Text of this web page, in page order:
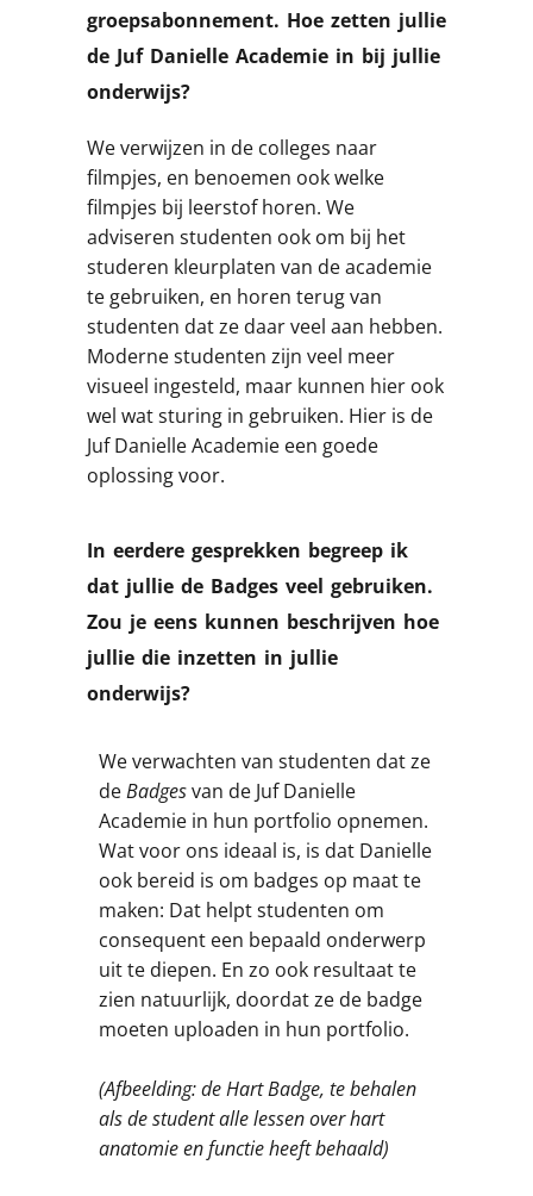
groepsabonnement. Hoe zetten jullie
de Juf Danielle Academie in bij jullie
onderwijs?
We verwijzen in de colleges naar
filmpjes, en benoemen ook welke
filmpjes bij leerstof horen. We
adviseren studenten ook om bij het
studeren kleurplaten van de academie
te gebruiken, en horen terug van
studenten dat ze daar veel aan hebben.
Moderne studenten zijn veel meer
visueel ingesteld, maar kunnen hier ook
wel wat sturing in gebruiken. Hier is de
Juf Danielle Academie een goede
oplossing voor.
In eerdere gesprekken begreep ik
dat jullie de Badges veel gebruiken.
Zou je eens kunnen beschrijven hoe
jullie die inzetten in jullie
onderwijs?
We verwachten van studenten dat ze
deBadgesvan de Juf Danielle
Academie in hun portfolio opnemen.
Wat voor ons ideaal is, is dat Danielle
ook bereid is om badges op maat te
maken: Dat helpt studenten om
consequent een bepaald onderwerp
uit te diepen. En zo ook resultaat te
zien natuurlijk, doordat ze de badge
moeten uploaden in hun portfolio.
(Afbeelding: de Hart Badge, te behalen
als de student alle lessen over hart
anatomie en functie heeft behaald)